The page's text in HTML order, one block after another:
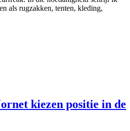
als rugzakken, tenten, kleding,
kiezen positie in de